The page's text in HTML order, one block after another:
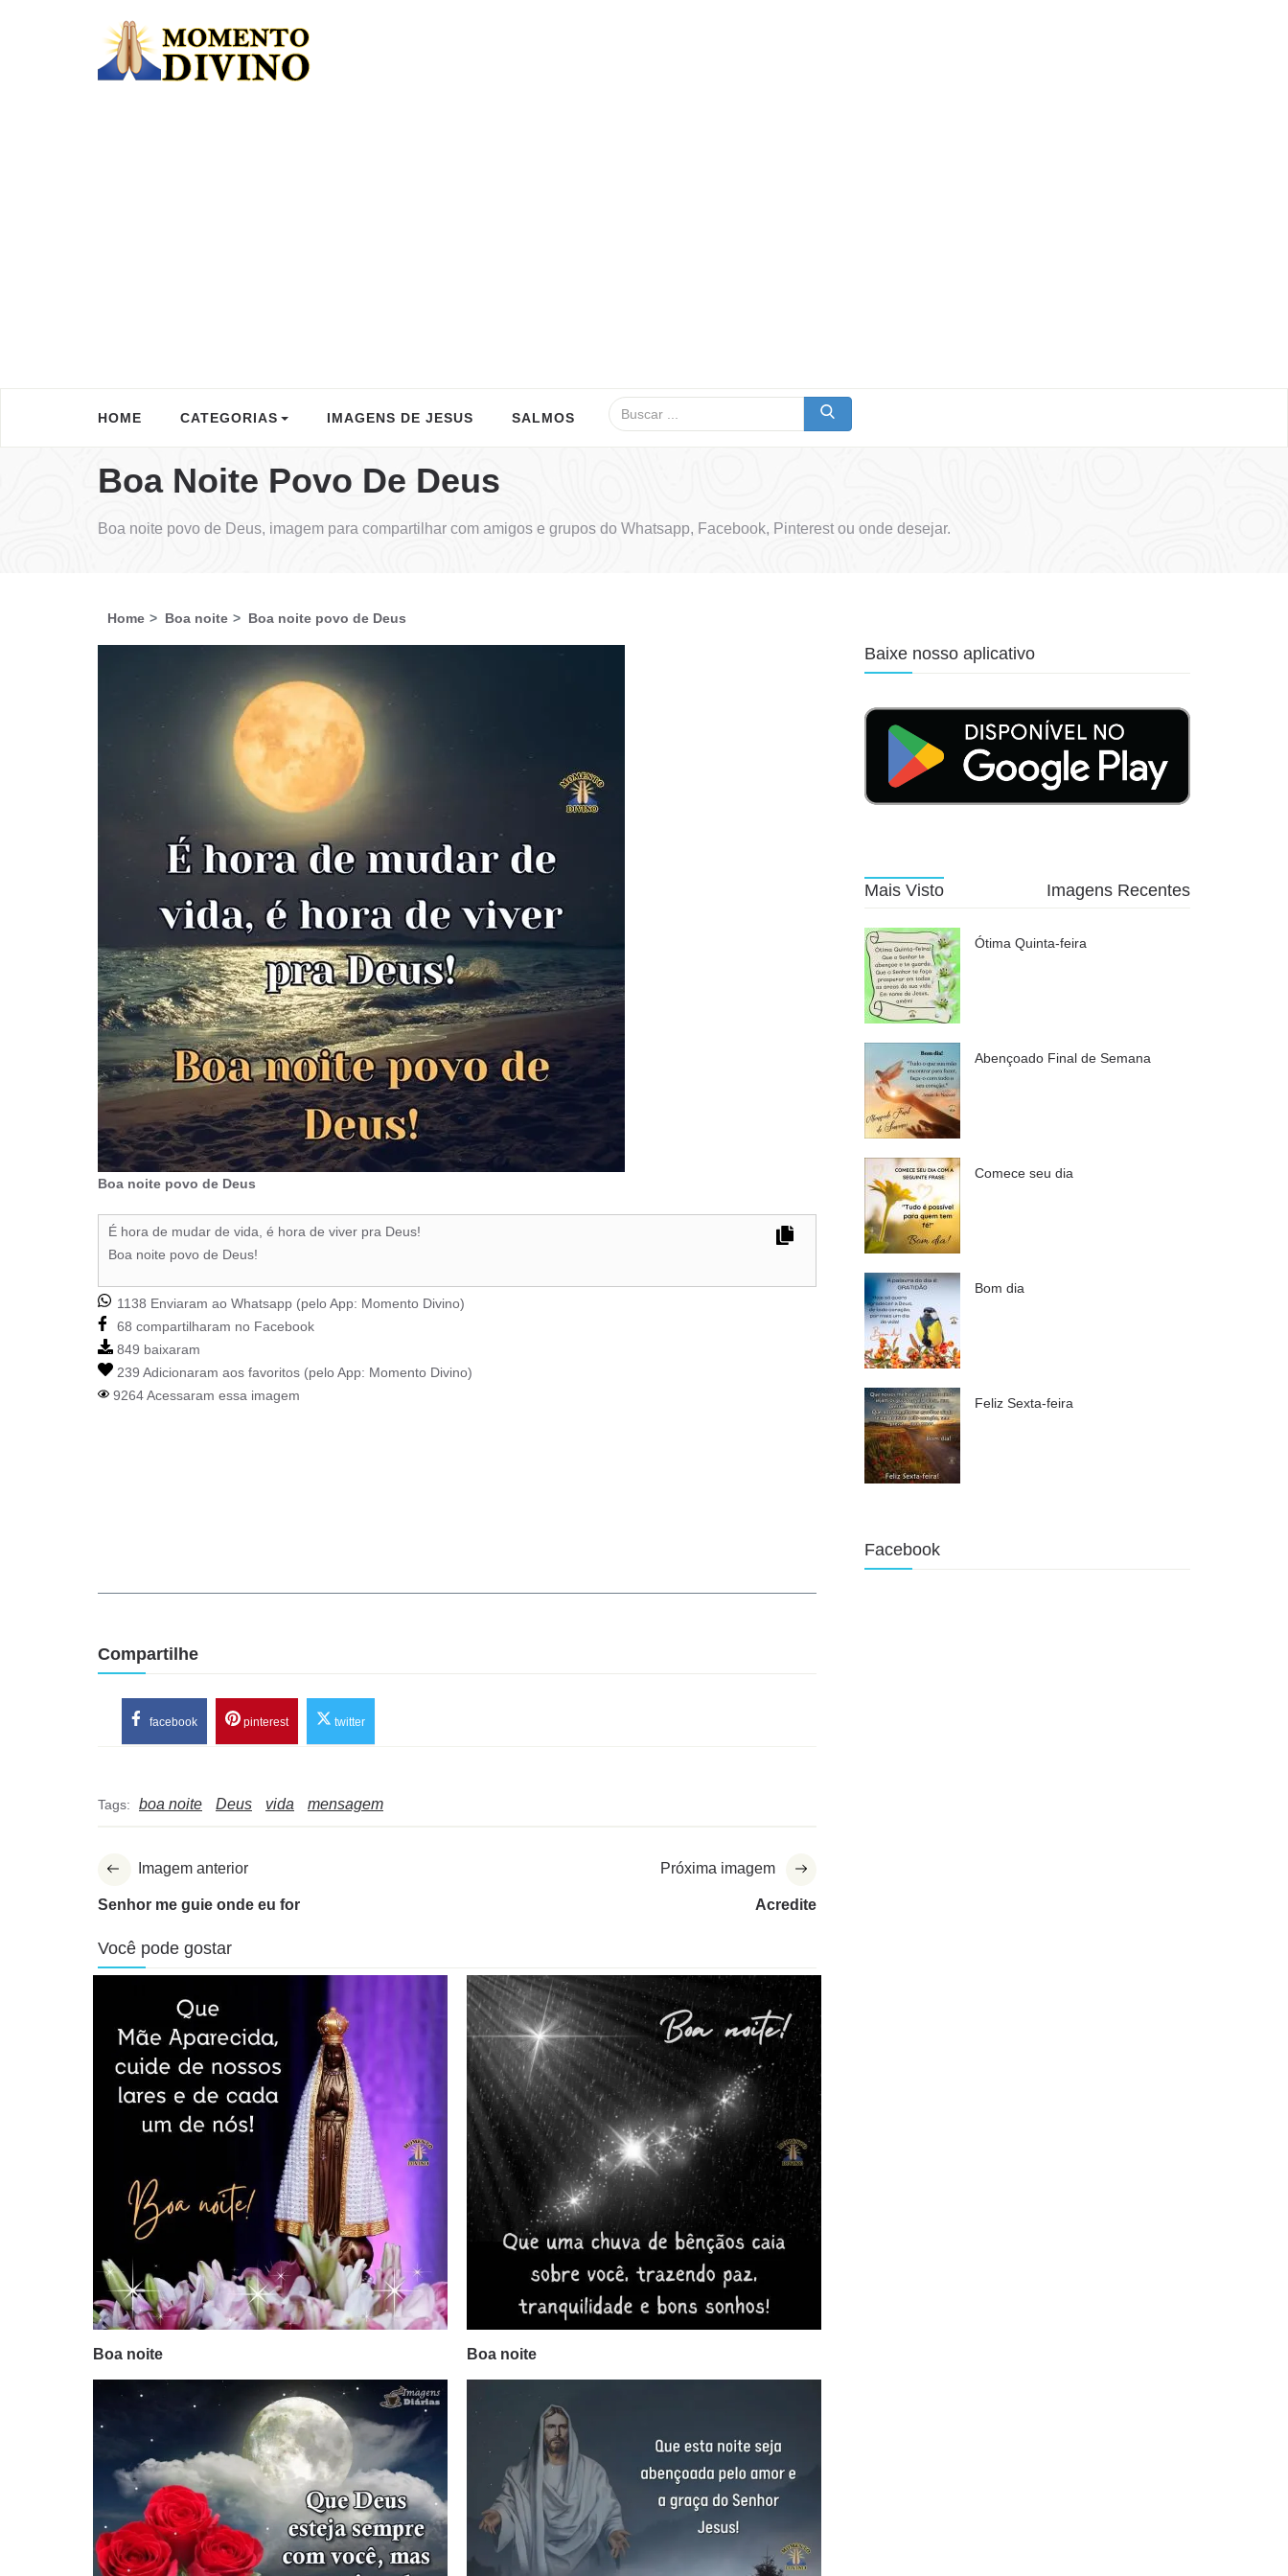
HOME CATEGORIAS IMAGENS DE JESUS SALMOS
Boa Noite Povo De Deus
Boa noite povo de Deus, imagem para compartilhar com amigos e grupos do Whatsapp, Facebook, Pinterest ou onde desejar.
Home Boa noite Boa noite povo de Deus
Boa noite povo de Deus
É hora de mudar de vida, é hora de viver pra Deus!
Boa noite povo de Deus!
1138 Enviaram ao Whatsapp (pelo App: Momento Divino)
68 compartilharam no Facebook
849 baixaram
239 Adicionaram aos favoritos (pelo App: Momento Divino)
9264 Acessaram essa imagem
Compartilhe
facebook pinterest twitter
Tags: boa noite Deus vida mensagem
Imagem anterior
Senhor me guie onde eu for
Próxima imagem
Acredite
Você pode gostar
Boa noite Boa noite
Baixe nosso aplicativo
Mais Visto Imagens Recentes
Ótima Quinta-feira
Abençoado Final de Semana
Comece seu dia
Bom dia
Feliz Sexta-feira
Facebook